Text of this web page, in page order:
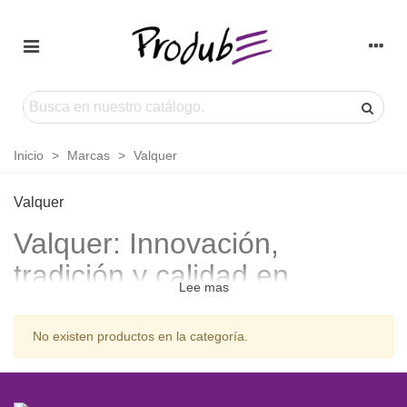
Inicio > Marcas > Valquer
Valquer
Valquer: Innovación,
tradición y calidad en
productos capilares
profesionales
Valqueres una marca que ha transformado el sector durante
Lee mas
No existen productos en la categoría.